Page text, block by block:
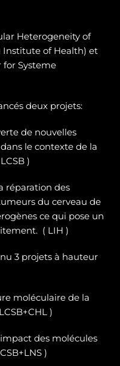
Heterogeneity of
Institute of Health) et
for Systeme
deux projets:
de nouvelles
le contexte de la
)
réparation des
du cerveau de
ce qui pose un
( LIH )
3 projets à hauteur
moléculaire de la
)
des molécules
)